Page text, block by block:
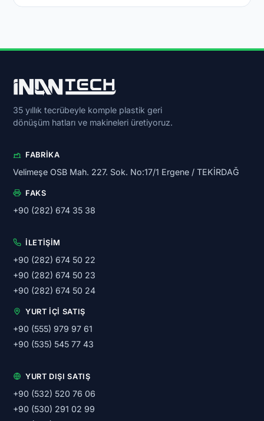
35 yıllık tecrübeyle komple plastik geri
dönüşüm hatları ve makineleri üretiyoruz.
FABRIKA
Velimeşe OSB Mah. 227. Sok. No:17/1 Ergene / TEKİRDAĞ
FAKS
+90 (282) 674 35 38
İLETIŞIM
+90 (282) 674 50 22
+90 (282) 674 50 23
+90 (282) 674 50 24
YURT İÇI SATIŞ
+90 (555) 979 97 61
+90 (535) 545 77 43
YURT DIŞI SATIŞ
+90 (532) 520 76 06
+90 (530) 291 02 99